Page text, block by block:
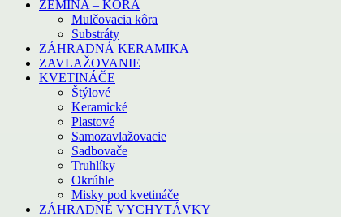
ZEMINA – KÔRA
Mulčovacia kôra
Substráty
ZÁHRADNÁ KERAMIKA
ZAVLAŽOVANIE
KVETINÁČE
Štýlové
Keramické
Plastové
Samozavlažovacie
Sadbovače
Truhlíky
Okrúhle
Misky pod kvetináče
ZÁHRADNÉ VYCHYTÁVKY